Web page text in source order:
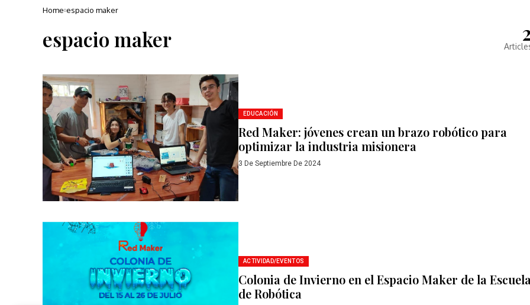
Home espacio maker
espacio maker
EDUCACIÓN
Red Maker: jóvenes crean un brazo robótico para
optimizar la industria misionera
3 De Septiembre De 2024
ACTIVIDAD/EVENTOS
Colonia de Invierno en el Espacio Maker de la
de Robótica